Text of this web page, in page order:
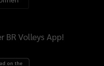
Volleys App!